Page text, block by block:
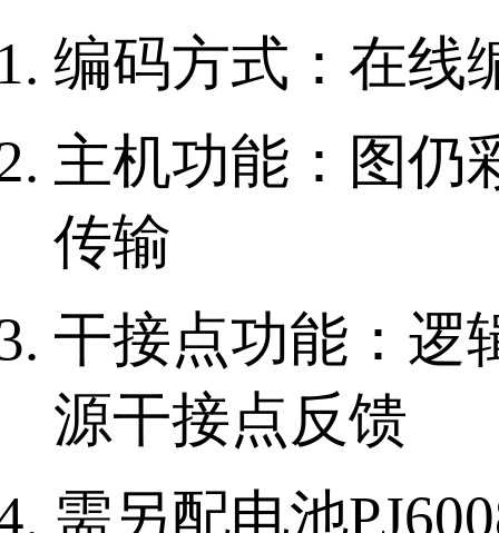
编码方式：在线
主机功能：图仍
传输
干接点功能：逻
源干接点反馈
需另配电池